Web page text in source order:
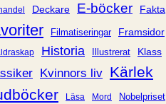
Deckare E-böcker Fakta
Filmatiseringar Framsidor
Historia Illustrerat Klass
Kvinnors liv Kärlek
Läsa Mord Nobelpriset